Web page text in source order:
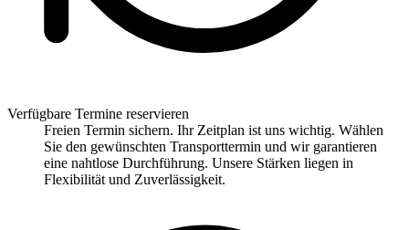
Verfügbare Termine reservieren
Freien Termin sichern. Ihr Zeitplan ist uns wichtig. Wählen
Sie den gewünschten Transporttermin und wir garantieren
eine nahtlose Durchführung. Unsere Stärken liegen in
Flexibilität und Zuverlässigkeit.